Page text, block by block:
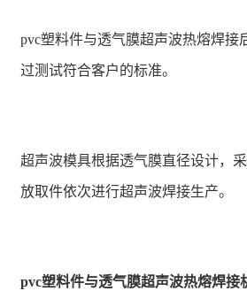
pvc塑料件与透气膜超声波热熔焊接
过测试符合客户的标准。
超声波模具根据透气膜直径设计，
放取件依次进行超声波焊接生产。
pvc塑料件与透气膜超声波热熔焊接